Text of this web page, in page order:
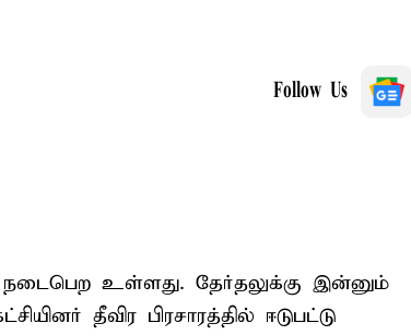
Follow Us
உள்ளது. தேர்தலுக்கு இன்னும்
தீவிர பிரசாரத்தில் ஈடுபட்டு